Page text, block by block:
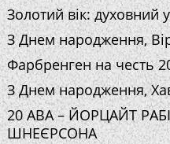
Золотий вік: духовний
З Днем народження,
Фарбренген на честь
З Днем народження,
20 АВА – ЙОРЦАЙТ
ШНЕЄРСОНА